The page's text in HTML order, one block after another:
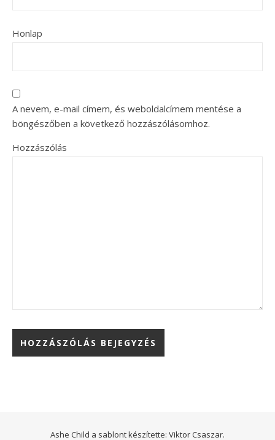
Honlap
A nevem, e-mail címem, és weboldalcímem mentése a
böngészőben a következő hozzászólásomhoz.
Hozzászólás
Ashe Child a sablont készítette: Viktor Csaszar.